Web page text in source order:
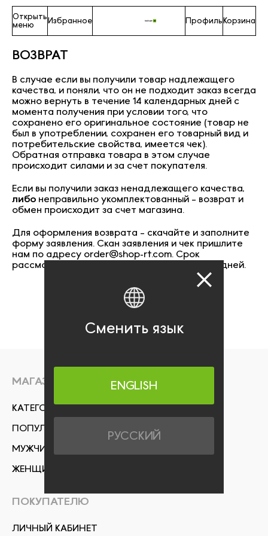
Открыть
меню
Избранное ПрофильКорзина
ВОЗВРАТ
В случае если вы получили товар надлежащего
качества, и поняли, что он не подходит заказ всегда
можно вернуть в течение 14 календарных дней с
момента получения при условии того, что
сохранено его оригинальное состояние (товар не
был в употреблении, сохранен его товарный вид и
потребительские свойства, имеется чек).
Обратная отправка товара в этом случае
происходит силами и за счет покупателя.
Если вы получили заказ ненадлежащего качества,
либо неправильно укомплектованный – возврат и
обмен происходит за счет магазина.
Для оформления возврата – скачайте и заполните
формузаявления. Скан заявления и чек пришлите
нам по адресу order@shop-rt.com. Срок
рассмотрения обращения – 10 календарных дней.
МАГАЗИН
КАТЕГОРИИ
ПОПУЛЯРНОЕ
МУЖЧИНАМ
ЖЕНЩИНАМ
ПОКУПАТЕЛЮ
ЛИЧНЫЙ КАБИНЕТ
Сменить язык
ENGLISH
РУССКИЙ